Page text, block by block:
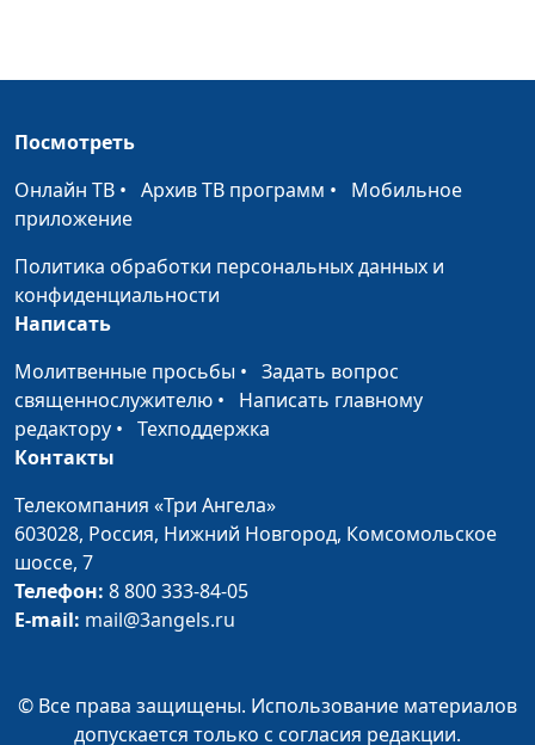
Посмотреть
Онлайн ТВ • Архив ТВ программ • Мобильное
приложение
Политика обработки персональных данных и
конфиденциальности
Написать
Молитвенные просьбы • Задать вопрос
священнослужителю • Написать главному
редактору • Техподдержка
Контакты
Телекомпания «Три Ангела»
603028, Россия, Нижний Новгород, Комсомольское
шоссе, 7
Телефон: 8 800 333-84-05
E-mail: mail@3angels.ru
© Все права защищены. Использование материалов
допускается только с согласия редакции.